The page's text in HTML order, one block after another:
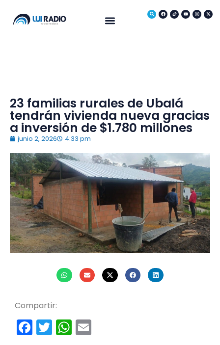
23 familias rurales de Ubalá
tendrán vivienda nueva gracias
a inversión de $1.780 millones
junio 2, 2026 4:33 pm
Compartir:
Facebook
TwitterWhatsApp